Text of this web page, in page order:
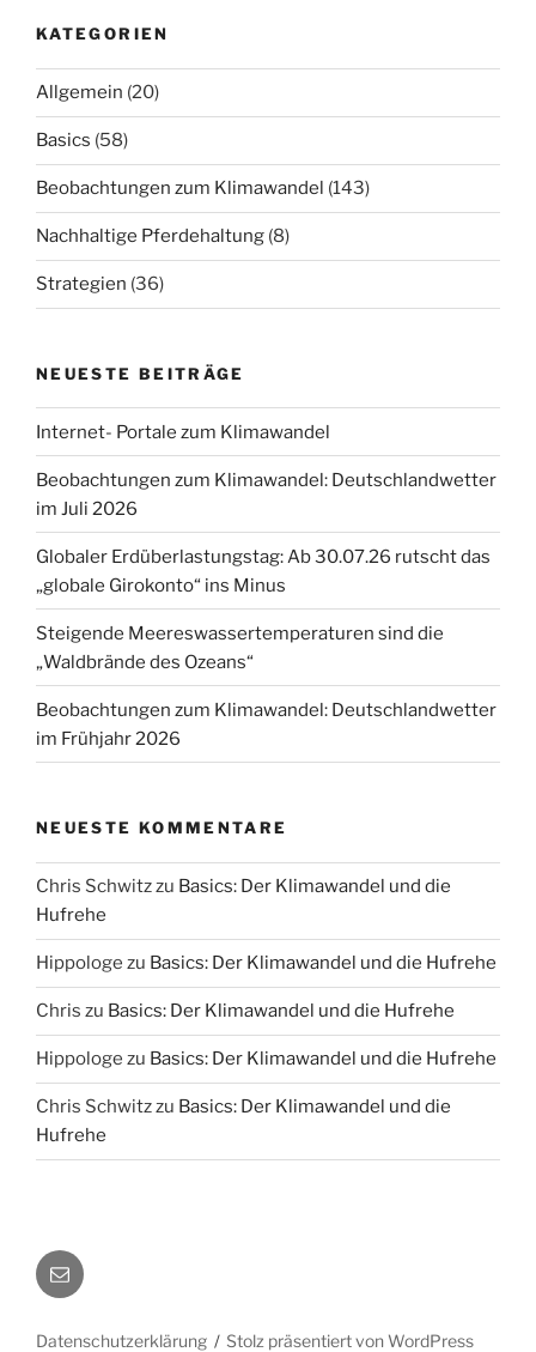
KATEGORIEN
Allgemein (20)
Basics (58)
Beobachtungen zum Klimawandel (143)
Nachhaltige Pferdehaltung (8)
Strategien (36)
NEUESTE BEITRÄGE
Internet- Portale zum Klimawandel
Beobachtungen zum Klimawandel: Deutschlandwetter
im Juli 2026
Globaler Erdüberlastungstag: Ab 30.07.26 rutscht das
„globale Girokonto“ ins Minus
Steigende Meereswassertemperaturen sind die
„Waldbrände des Ozeans“
Beobachtungen zum Klimawandel: Deutschlandwetter
im Frühjahr 2026
NEUESTE KOMMENTARE
Chris Schwitzzu Basics: Der Klimawandel und die
Hufrehe
Hippologe zu Basics: Der Klimawandel und die Hufrehe
Chris zu Basics: Der Klimawandel und die Hufrehe
Hippologe zu Basics: Der Klimawandel und die Hufrehe
Chris Schwitzzu Basics: Der Klimawandel und die
Hufrehe
E-
Mail
Datenschutzerklärung Stolz präsentiert von WordPress